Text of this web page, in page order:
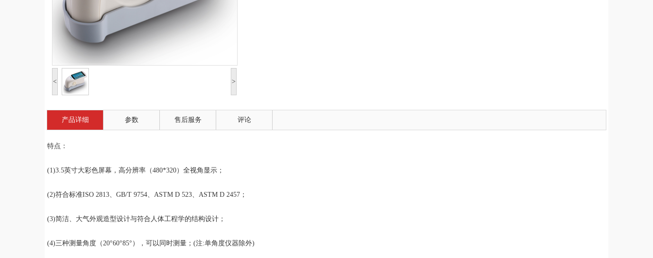
< >
产品详细 参数 售后服务 评论
特点：
(1)3.5英寸大彩色屏幕，高分辨率（480*320）全视角显示；
(2)符合标准ISO 2813、GB/T 9754、ASTM D 523、ASTM D 2457；
(3)简洁、大气外观造型设计与符合人体工程学的结构设计；
(4)三种测量角度（20°60°85°），可以同时测量；(注:单角度仪器除外)